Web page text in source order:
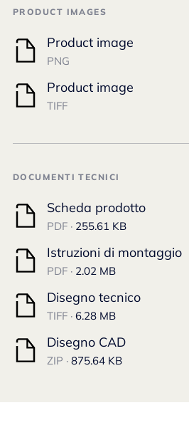
PRODUCT IMAGES
Product image
PNG
Product image
TIFF
DOCUMENTI TECNICI
Scheda prodotto
PDF · 255.61 KB
Istruzioni di montaggio
PDF · 2.02 MB
Disegno tecnico
TIFF · 6.28 MB
Disegno CAD
ZIP · 875.64 KB